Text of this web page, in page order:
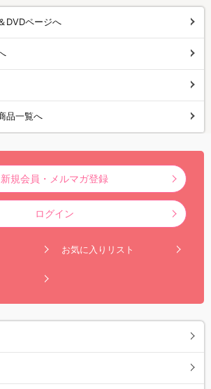
DVDページへ
品一覧へ
新規会員・メルマガ登録
ログイン
お気に入りリスト